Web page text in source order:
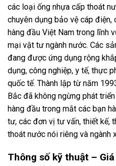
các loại ống nhựa cấp thoát
chuyên dụng bảo vệ cáp điện,
hàng đầu Việt Nam trong lĩnh
mại vật tư ngành nước. Các
đang được ứng dụng rộng
dụng, công nghiệp, y tế, thực
quốc tế. Thành lập từ năm
Bắc đã không ngừng phát
hàng đầu trong mắt các bạn
tư, các đơn vị tư vấn, thiết kế,
thoát nước nói riêng và ngành
Thông số kỹ thuật –